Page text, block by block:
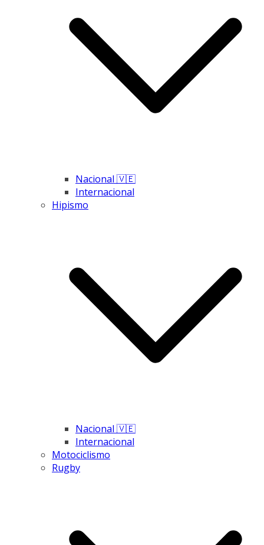
Nacional 🇻🇪
Internacional
Hipismo
Nacional 🇻🇪
Internacional
Motociclismo
Rugby